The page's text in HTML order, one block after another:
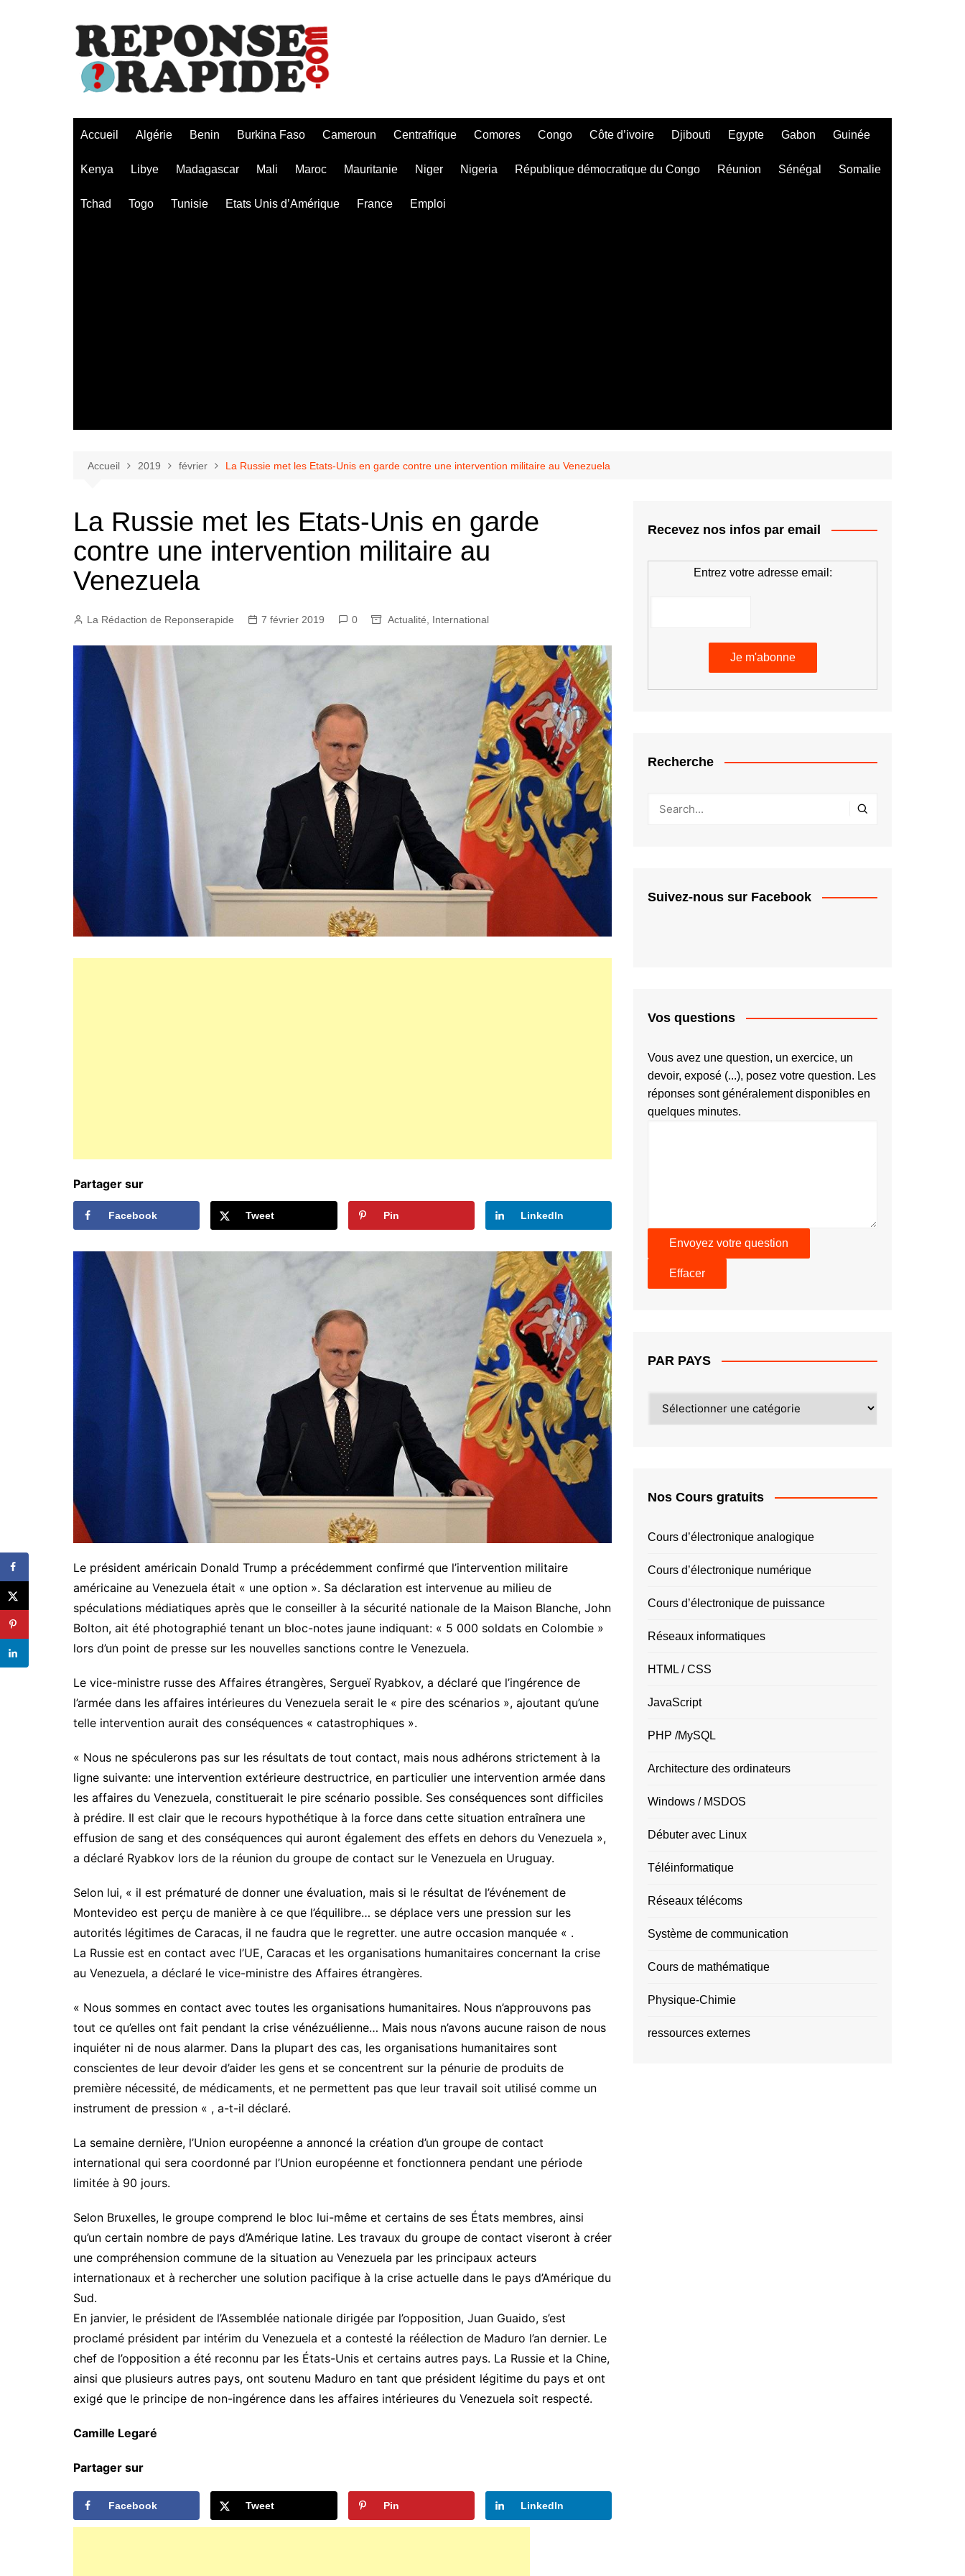
Accueil Algérie Benin Burkina Faso Cameroun Centrafrique Comores Congo Côte d’ivoire Djibouti Egypte Gabon Guinée
Kenya Libye Madagascar Mali Maroc Mauritanie Niger Nigeria République démocratique du Congo Réunion Sénégal Somalie
Tchad Togo Tunisie Etats Unis d’Amérique France Emploi
Accueil 2019 février La Russie met les Etats-Unis en garde contre une intervention militaire au Venezuela
La Russie met les Etats-Unis en garde
contre une intervention militaire au
Venezuela
La Rédaction de Reponserapide 7 février 2019 0 Actualité International
Partager sur
Facebook Tweet Pin LinkedIn
Le président américain Donald Trump a précédemment confirmé que l’intervention militaire
américaine au Venezuela était « une option ». Sa déclaration est intervenue au milieu de
spéculations médiatiques après que le conseiller à la sécurité nationale de la Maison Blanche, John
Bolton, ait été photographié tenant un bloc-notes jaune indiquant: « 5 000 soldats en Colombie »
lors d’un point de presse sur les nouvelles sanctions contre le Venezuela.
Le vice-ministre russe des Affaires étrangères, Sergueï Ryabkov, a déclaré que l’ingérence de
l’armée dans les affaires intérieures du Venezuela serait le « pire des scénarios », ajoutant qu’une
telle intervention aurait des conséquences « catastrophiques ».
« Nous ne spéculerons pas sur les résultats de tout contact, mais nous adhérons strictement à la
ligne suivante: une intervention extérieure destructrice, en particulier une intervention armée dans
les affaires du Venezuela, constituerait le pire scénario possible. Ses conséquences sont difficiles
à prédire. Il est clair que le recours hypothétique à la force dans cette situation entraînera une
effusion de sang et des conséquences qui auront également des effets en dehors du Venezuela »,
a déclaré Ryabkov lors de la réunion du groupe de contact sur le Venezuela en Uruguay.
Selon lui, « il est prématuré de donner une évaluation, mais si le résultat de l’événement de
Montevideo est perçu de manière à ce que l’équilibre… se déplace vers une pression sur les
autorités légitimes de Caracas, il ne faudra que le regretter. une autre occasion manquée « .
La Russie est en contact avec l’UE, Caracas et les organisations humanitaires concernant la crise
au Venezuela, a déclaré le vice-ministre des Affaires étrangères.
« Nous sommes en contact avec toutes les organisations humanitaires. Nous n’approuvons pas
tout ce qu’elles ont fait pendant la crise vénézuélienne… Mais nous n’avons aucune raison de nous
inquiéter ni de nous alarmer. Dans la plupart des cas, les organisations humanitaires sont
conscientes de leur devoir d’aider les gens et se concentrent sur la pénurie de produits de
première nécessité, de médicaments, et ne permettent pas que leur travail soit utilisé comme un
instrument de pression « , a-t-il déclaré.
La semaine dernière, l’Union européenne a annoncé la création d’un groupe de contact
international qui sera coordonné par l’Union européenne et fonctionnera pendant une période
limitée à 90 jours.
Selon Bruxelles, le groupe comprend le bloc lui-même et certains de ses États membres, ainsi
qu’un certain nombre de pays d’Amérique latine. Les travaux du groupe de contact viseront à créer
une compréhension commune de la situation au Venezuela par les principaux acteurs
internationaux et à rechercher une solution pacifique à la crise actuelle dans le pays d’Amérique du
Sud.
En janvier, le président de l’Assemblée nationale dirigée par l’opposition, Juan Guaido, s’est
proclamé président par intérim du Venezuela et a contesté la réélection de Maduro l’an dernier. Le
chef de l’opposition a été reconnu par les États-Unis et certains autres pays. La Russie et la Chine,
ainsi que plusieurs autres pays, ont soutenu Maduro en tant que président légitime du pays et ont
exigé que le principe de non-ingérence dans les affaires intérieures du Venezuela soit respecté.
Camille Legaré
Partager sur
Facebook Tweet Pin LinkedIn
Recevez nos infos par email
Entrez votre adresse email:
Recherche
Suivez-nous sur Facebook
Vos questions
Vous avez une question, un exercice, un
devoir, exposé (...), posez votre question. Les
réponses sont généralement disponibles en
quelques minutes.
PAR PAYS
PAYS
Nos Cours gratuits
Cours d’électronique analogique
Cours d’électronique numérique
Cours d’électronique de puissance
Réseaux informatiques
HTML / CSS
JavaScript
PHP /MySQL
Architecture des ordinateurs
Windows / MSDOS
Débuter avec Linux
Téléinformatique
Réseaux télécoms
Système de communication
Cours de mathématique
Physique-Chimie
ressources externes